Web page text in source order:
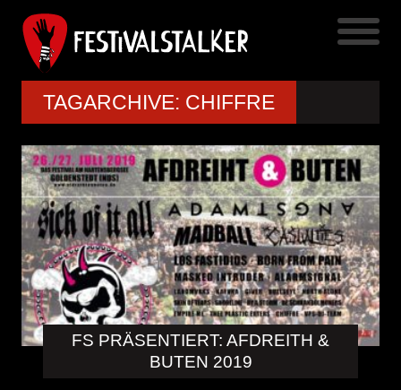
TAGARCHIVE: CHIFFRE
FS PRÄSENTIERT: AFDREITH &
BUTEN 2019